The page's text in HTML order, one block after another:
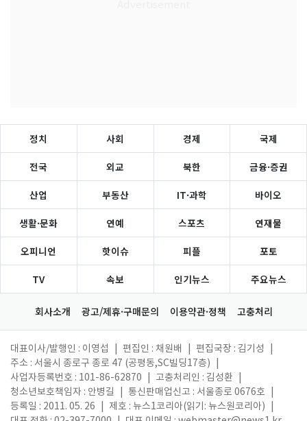
정치 사회 경제 국제
전국 외교 북한 금융·증권
산업 부동산 IT·과학 바이오
생활·문화 연예 스포츠 연재물
오피니언 핫이슈 피플 포토
TV 속보 인기뉴스 주요뉴스
회사소개 광고/제휴·구매문의 이용약관·정책 고충처리
대표이사/발행인 : 이영섭 편집인 : 채원배 편집국장 : 김기성
주소 : 서울시 종로구 종로 47 (공평동,SC빌딩17층)
사업자등록번호 : 101-86-62870
고충처리인 : 김성환
청소년보호책임자 : 안병길
통신판매업신고 : 서울종로 0676호
등록일 : 2011. 05. 26
제호 : 뉴스1코리아(읽기: 뉴스원코리아)